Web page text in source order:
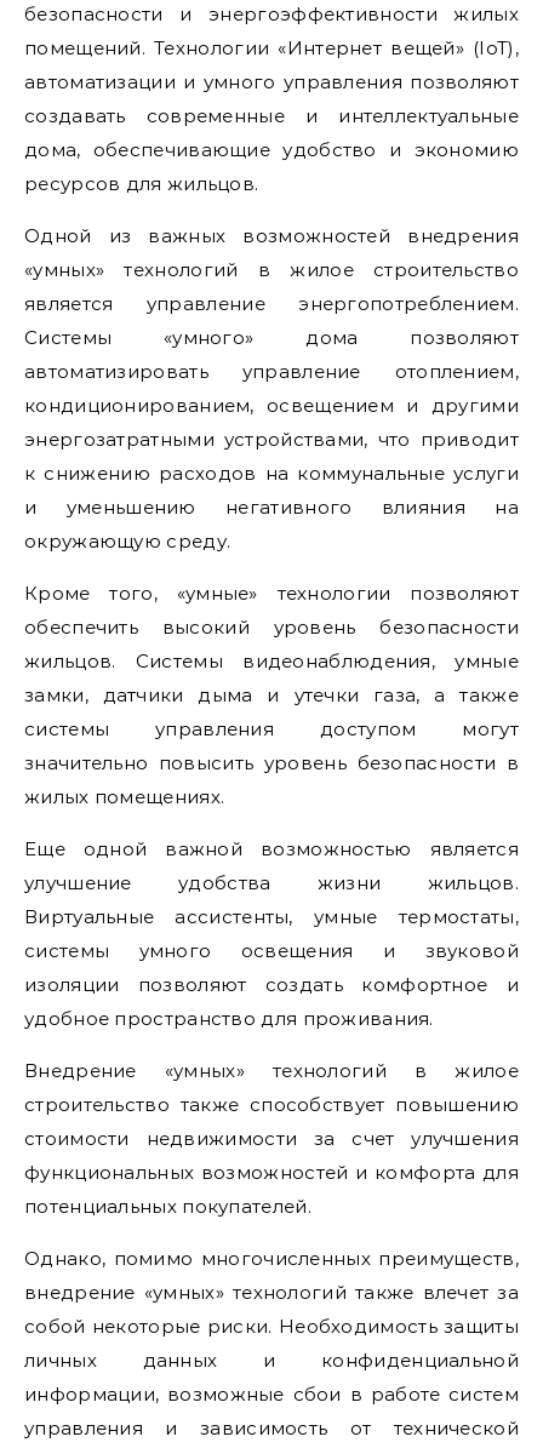
безопасности и энергоэффективности жилых
помещений. Технологии «Интернет вещей» (IoT),
автоматизации и умного управления позволяют
создавать современные и интеллектуальные
дома, обеспечивающие удобство и экономию
ресурсов для жильцов.
Одной из важных возможностей внедрения
«умных» технологий в жилое строительство
является управление энергопотреблением.
Системы «умного» дома позволяют
автоматизировать управление отоплением,
кондиционированием, освещением и другими
энергозатратными устройствами, что приводит
к снижению расходов на коммунальные услуги
и уменьшению негативного влияния на
окружающую среду.
Кроме того, «умные» технологии позволяют
обеспечить высокий уровень безопасности
жильцов. Системы видеонаблюдения, умные
замки, датчики дыма и утечки газа, а также
системы управления доступом могут
значительно повысить уровень безопасности в
жилых помещениях.
Еще одной важной возможностью является
улучшение удобства жизни жильцов.
Виртуальные ассистенты, умные термостаты,
системы умного освещения и звуковой
изоляции позволяют создать комфортное и
удобное пространство для проживания.
Внедрение «умных» технологий в жилое
строительство также способствует повышению
стоимости недвижимости за счет улучшения
функциональных возможностей и комфорта для
потенциальных покупателей.
Однако, помимо многочисленных преимуществ,
внедрение «умных» технологий также влечет за
собой некоторые риски. Необходимость защиты
личных данных и конфиденциальной
информации, возможные сбои в работе систем
управления и зависимость от технической